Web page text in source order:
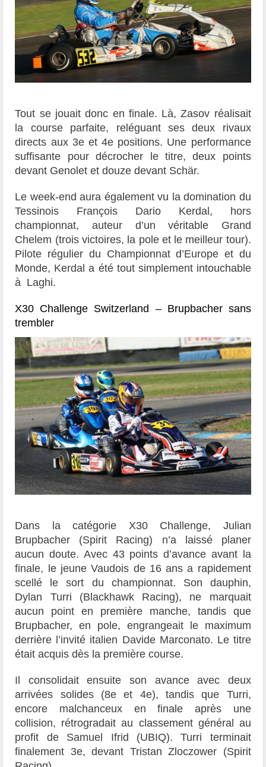
Tout se jouait donc en finale. Là, Zasov réalisait
la course parfaite, reléguant ses deux rivaux
directs aux 3e et 4e positions. Une performance
suffisante pour décrocher le titre, deux points
devant Genolet et douze devant Schär.
Le week-end aura également vu la domination du
Tessinois François Dario Kerdal, hors
championnat, auteur d’un véritable Grand
Chelem (trois victoires, la pole et le meilleur tour).
Pilote régulier du Championnat d’Europe et du
Monde, Kerdal a été tout simplement intouchable
à Laghi.
X30 Challenge Switzerland – Brupbacher sans
trembler
Dans la catégorie X30 Challenge, Julian
Brupbacher (Spirit Racing) n’a laissé planer
aucun doute. Avec 43 points d’avance avant la
finale, le jeune Vaudois de 16 ans a rapidement
scellé le sort du championnat. Son dauphin,
Dylan Turri (Blackhawk Racing), ne marquait
aucun point en première manche, tandis que
Brupbacher, en pole, engrangeait le maximum
derrière l’invité italien Davide Marconato. Le titre
était acquis dès la première course.
Il consolidait ensuite son avance avec deux
arrivées solides (8e et 4e), tandis que Turri,
encore malchanceux en finale après une
collision, rétrogradait au classement général au
profit de Samuel Ifrid (UBIQ). Turri terminait
finalement 3e, devant Tristan Zloczower (Spirit